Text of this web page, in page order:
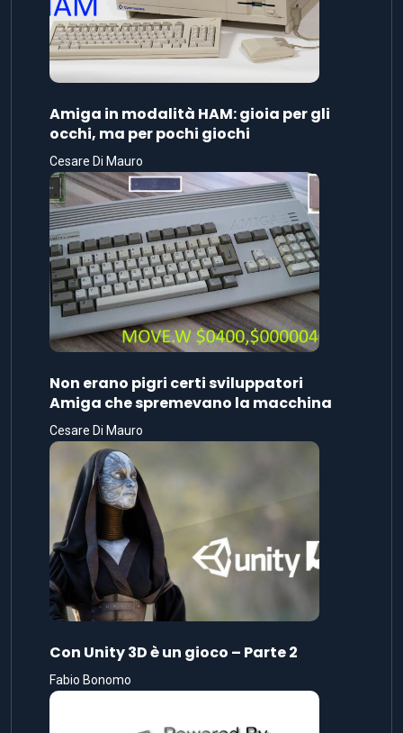
Amiga in modalità HAM: gioia per gli
occhi, ma per pochi giochi
Cesare Di Mauro
Non erano pigri certi sviluppatori
Amiga che spremevano la macchina
Cesare Di Mauro
Con Unity 3D è un gioco – Parte 2
Fabio Bonomo